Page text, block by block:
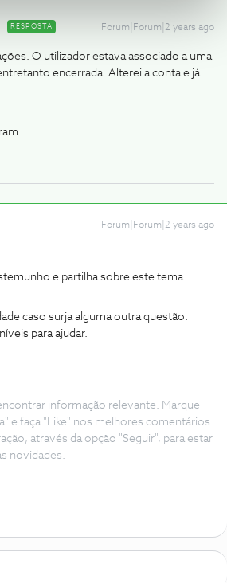
RESPOSTA Forum|Forum|2 years ago
O utilizador estava associado a uma
encerrada. Alterei a conta e já
Forum|Forum|2 years ago
e partilha sobre este tema
caso surja alguma outra questão.
para ajudar.
informação relevante. Marque
e faça "Like" nos melhores comentários.
através da opção "Seguir", para estar
novidades.